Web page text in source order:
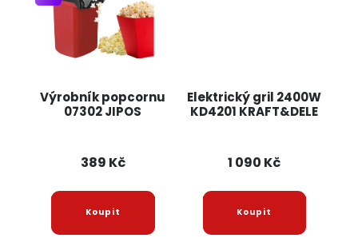
Výrobník popcornu
07302 JIPOS
389 Kč
Elektrický gril 2400W
KD4201 KRAFT&DELE
1 090 Kč